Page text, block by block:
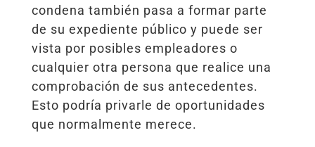
condena también pasa a formar parte
de su expediente público y puede ser
vista por posibles empleadores o
cualquier otra persona que realice una
comprobación de sus antecedentes.
Esto podría privarle de oportunidades
que normalmente merece.